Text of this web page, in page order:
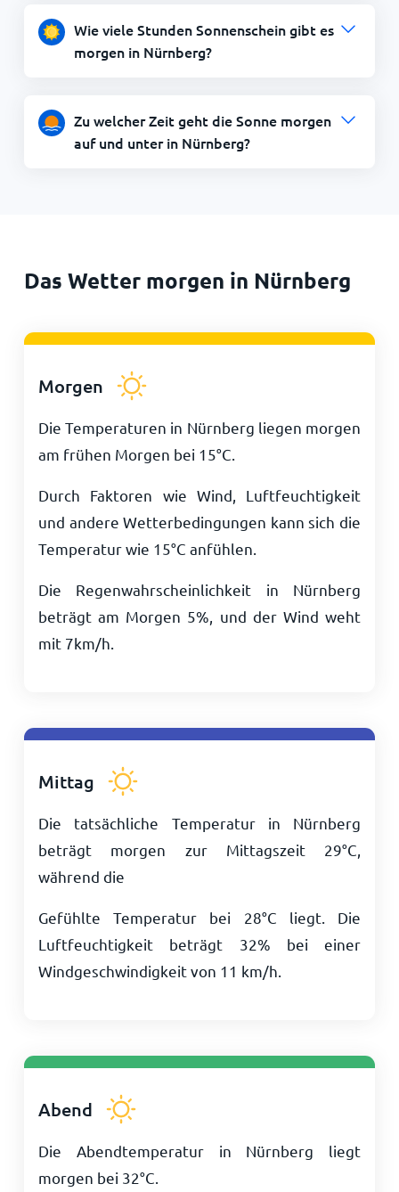
Wie viele Stunden Sonnenschein gibt es
morgen in Nürnberg?
Zu welcher Zeit geht die Sonne morgen
auf und unter in Nürnberg?
Das Wetter morgen in Nürnberg
Morgen
Die Temperaturen in Nürnberg liegen morgen
am frühen Morgen bei 15°C
Durch Faktoren wie Wind, Luftfeuchtigkeit
und andere Wetterbedingungen kann sich die
Temperatur wie 15°C anfühlen.
Die Regenwahrscheinlichkeit in Nürnberg
beträgt am Morgen 5%, und der Wind weht
mit 7km/h
Mittag
Die tatsächliche Temperatur in Nürnberg
beträgt morgen zur Mittagszeit 29°C
während die
Gefühlte Temperatur bei 28°C liegt. Die
Luftfeuchtigkeit beträgt 32% bei einer
Windgeschwindigkeit von 11 km/h
Abend
Die Abendtemperatur in Nürnberg liegt
morgen bei 32°C